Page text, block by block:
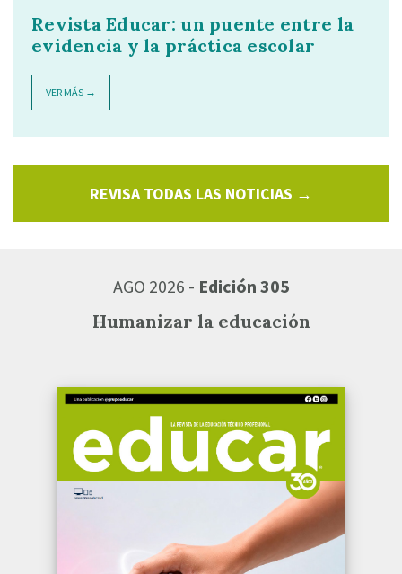
Revista Educar: un puente entre la
evidencia y la práctica escolar
VER MÁS →
REVISA TODAS LAS NOTICIAS →
AGO 2026 - Edición 305
Humanizar la educación